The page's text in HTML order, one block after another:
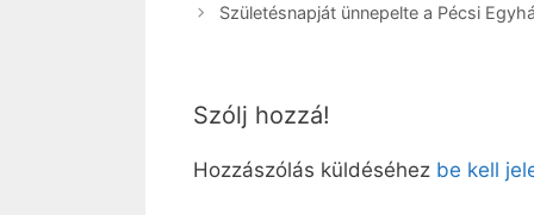
Születésnapját ünnepelte a Pécsi
Szólj hozzá!
Hozzászólás küldéséhez be kell